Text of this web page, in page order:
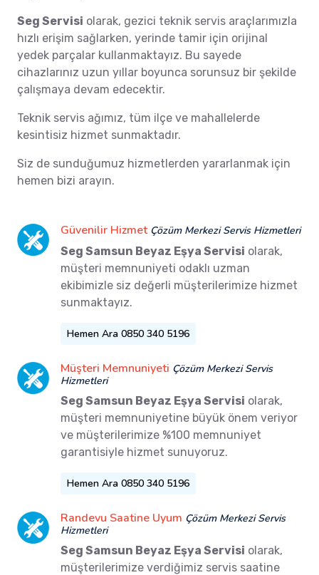
Seg Servisi olarak, gezici teknik servis araçlarımızla
hızlı erişim sağlarken, yerinde tamir için orijinal
yedek parçalar kullanmaktayız. Bu sayede
cihazlarınız uzun yıllar boyunca sorunsuz bir şekilde
çalışmaya devam edecektir.
Teknik servis ağımız, tüm ilçe ve mahallelerde
kesintisiz hizmet sunmaktadır.
Siz de sunduğumuz hizmetlerden yararlanmak için
hemen bizi arayın.
Güvenilir Hizmet Çözüm Merkezi Servis Hizmetleri
Seg Samsun Beyaz Eşya Servisi olarak,
müşteri memnuniyeti odaklı uzman
ekibimizle siz değerli müşterilerimize hizmet
sunmaktayız.
Hemen Ara 0850 340 5196
Müşteri Memnuniyeti Çözüm Merkezi Servis
Hizmetleri
Seg Samsun Beyaz Eşya Servisi olarak,
müşteri memnuniyetine büyük önem veriyor
ve müşterilerimize %100 memnuniyet
garantisiyle hizmet sunuyoruz.
Hemen Ara 0850 340 5196
Randevu Saatine Uyum Çözüm Merkezi Servis
Hizmetleri
Seg Samsun Beyaz Eşya Servisi olarak,
müşterilerimize verdiğimiz servis saatine